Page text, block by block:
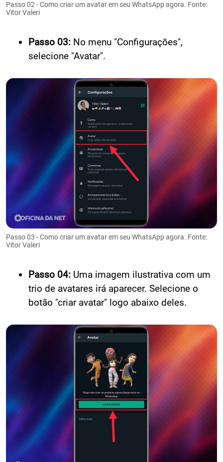
Passo 02 - Como criar um avatar em seu WhatsApp agora. Fonte:
Vitor Valeri
Passo 03: No menu "Configurações",
selecione "Avatar".
Passo 03 - Como criar um avatar em seu WhatsApp agora. Fonte:
Vitor Valeri
Passo 04: Uma imagem ilustrativa com um
trio de avatares irá aparecer. Selecione o
botão "criar avatar" logo abaixo deles.